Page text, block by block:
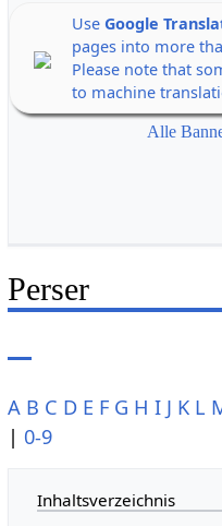
Use Google
pages into more
Please note that
to machine
Alle
Perser
A B C D E F G H I J K L
| 0-9
Inhaltsverzeichnis